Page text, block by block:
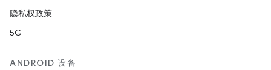
隐私权政策
5G
ANDROID 设备